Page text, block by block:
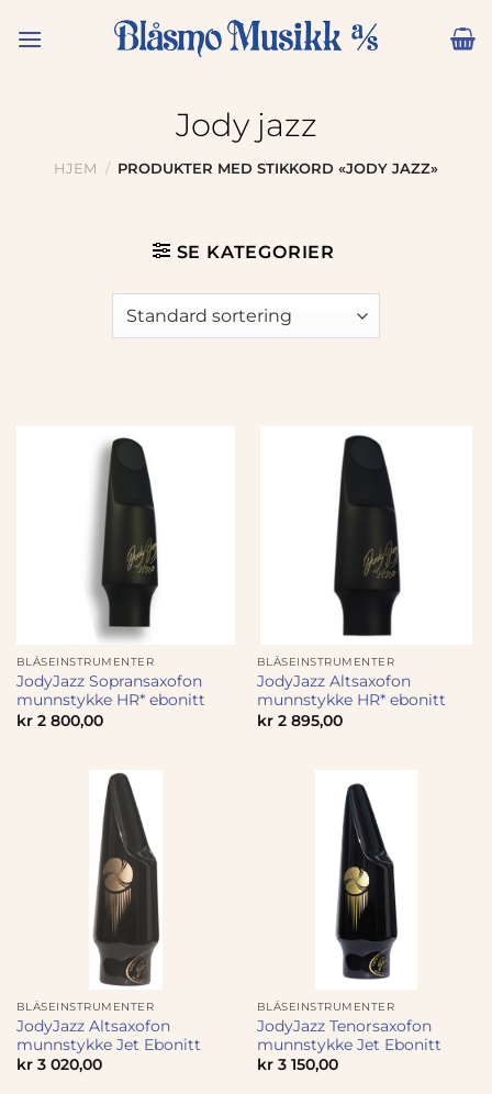
Jody jazz
HJEM / PRODUKTER MED STIKKORD «JODY JAZZ»
SE KATEGORIER
BLÅSEINSTRUMENTER
JodyJazz Sopransaxofon
munnstykke HR* ebonitt
kr2 800,00
BLÅSEINSTRUMENTER
JodyJazz Altsaxofon
munnstykke HR* ebonitt
kr2 895,00
BLÅSEINSTRUMENTER
JodyJazz Altsaxofon
munnstykke Jet Ebonitt
kr3 020,00
BLÅSEINSTRUMENTER
JodyJazz Tenorsaxofon
munnstykke Jet Ebonitt
kr3 150,00